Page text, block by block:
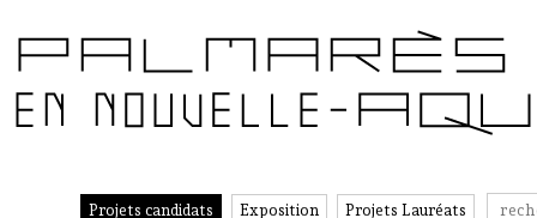
Projets candidats Exposition Projets Lauréats